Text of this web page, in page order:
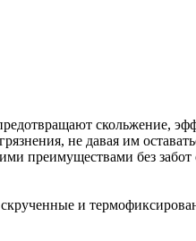
скольжение,
не давая им
преимуществами без
и